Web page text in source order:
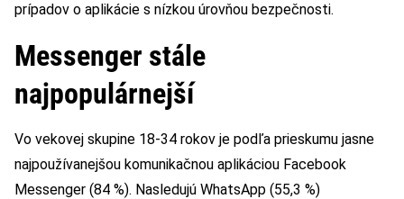
prípadov o aplikácie s nízkou úrovňou bezpečnosti.
Messenger stále
najpopulárnejší
Vo vekovej skupine 18-34 rokov je podľa prieskumu jasne
najpoužívanejšou komunikačnou aplikáciou Facebook
Messenger (84 %). Nasledujú WhatsApp (55,3 %)